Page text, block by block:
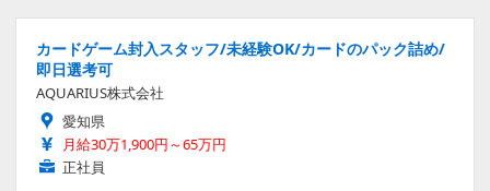
カードゲーム封入スタッフ/未経験OK/カードのパック詰め/
即日選考可
AQUARIUS株式会社
愛知県
月給30万1,900円～65万円
正社員